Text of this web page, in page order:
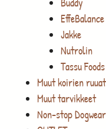
EffeBalance
Jakke
Nutrolin
Tassu Foods
Muut koirien ruuat
Muut tarvikkeet
Non-stop Dogwear